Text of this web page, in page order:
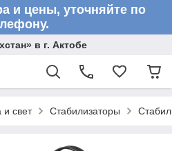
и цены, уточняйте по
в г. Актобе
и свет Стабилизаторы